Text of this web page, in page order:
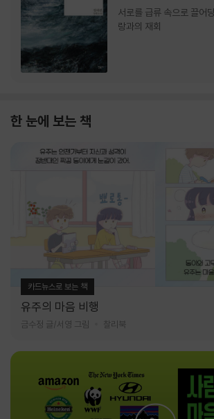
서로를 급류 속으로 끌어
랑과의 재회
한 눈에 보는 책
카드뉴스로 보는 책
유주의 마음 비행
금수정 글/서영 그림 찰리북